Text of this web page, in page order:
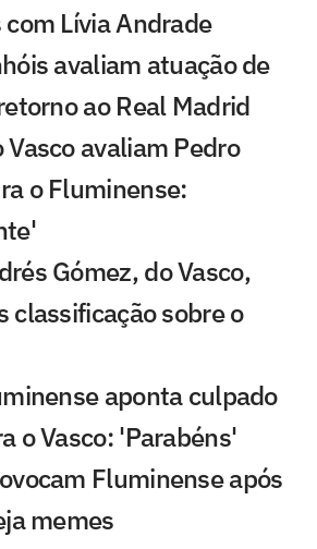
Lívia Andrade
avaliam atuação de
ao Real Madrid
avaliam Pedro
o Fluminense:
Gómez, do Vasco,
classificação sobre o
aponta culpado
o Vasco: 'Parabéns'
Fluminense após
memes